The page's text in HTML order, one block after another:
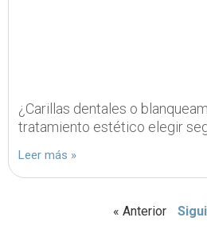
¿Carillas dentales o
tratamiento estético elegir
Leer más »
« Anterior